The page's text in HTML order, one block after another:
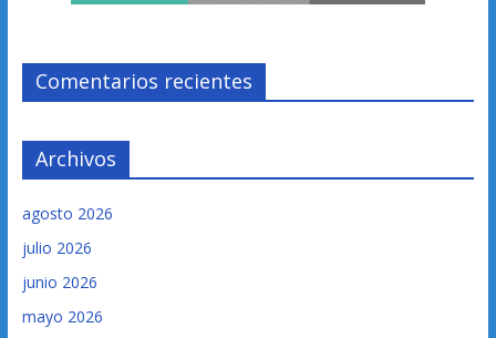
Comentarios recientes
Archivos
agosto 2026
julio 2026
junio 2026
mayo 2026